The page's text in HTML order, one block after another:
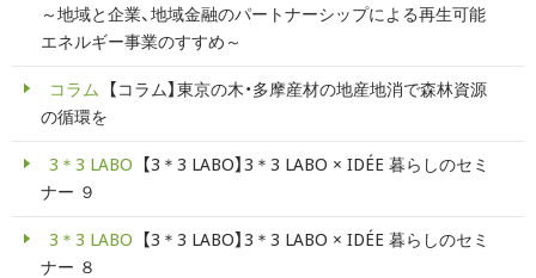
～地域と企業、地域金融のパートナーシップによる再生可能
エネルギー事業のすすめ～
コラム
【コラム】東京の木・多摩産材の地産地消で森林資源
の循環を
3＊3 LABO
【3＊3 LABO】3＊3 LABO × IDÉE 暮らしのセミ
ナー ９
3＊3 LABO
【3＊3 LABO】3＊3 LABO × IDÉE 暮らしのセミ
ナー ８